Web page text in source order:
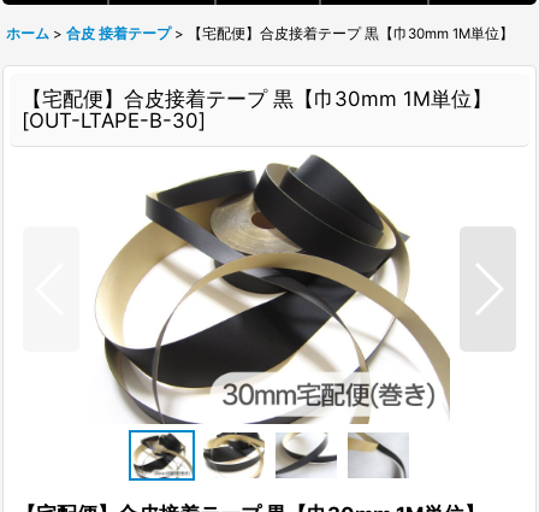
ホーム > 合皮 接着テープ > 【宅配便】合皮接着テープ 黒【巾30mm 1M単位】
【宅配便】合皮接着テープ 黒【巾30mm 1M単位】
[OUT-LTAPE-B-30]